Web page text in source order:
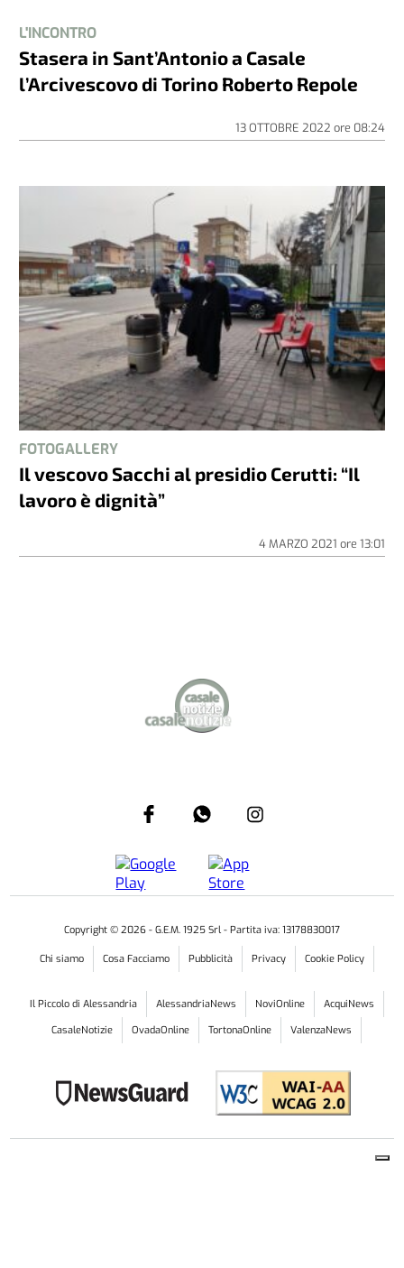
L'INCONTRO
Stasera in Sant’Antonio a Casale
l’Arcivescovo di Torino Roberto Repole
13 OTTOBRE 2022 ore 08:24
FOTOGALLERY
Il vescovo Sacchi al presidio Cerutti: “Il
lavoro è dignità”
4 MARZO 2021 ore 13:01
Copyright © 2026 - G.E.M. 1925 Srl - Partita iva: 13178830017
Chi siamo Cosa Facciamo Pubblicità Privacy Cookie Policy
Il Piccolo di Alessandria AlessandriaNews NoviOnline
AcquiNews
CasaleNotizie
OvadaOnline TortonaOnline ValenzaNews